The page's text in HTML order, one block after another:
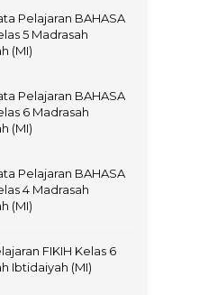
Pelajaran BAHASA
5 Madrasah
(MI)
Pelajaran BAHASA
6 Madrasah
(MI)
Pelajaran BAHASA
4 Madrasah
(MI)
FIKIH Kelas 6
Ibtidaiyah (MI)